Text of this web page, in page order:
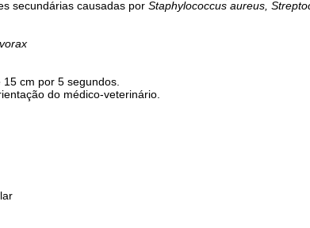
secundárias causadas por Staphylococcus aureus,
cm por 5 segundos.
do médico-veterinário.